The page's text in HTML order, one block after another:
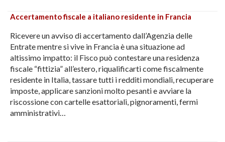
Accertamento fiscale a italiano residente in Francia
Ricevere un avviso di accertamento dall’Agenzia delle
Entrate mentre si vive in Francia è una situazione ad
altissimo impatto: il Fisco può contestare una residenza
fiscale “fittizia” all’estero, riqualificarti come fiscalmente
residente in Italia, tassare tutti i redditi mondiali, recuperare
imposte, applicare sanzioni molto pesanti e avviare la
riscossione con cartelle esattoriali, pignoramenti, fermi
amministrativi…